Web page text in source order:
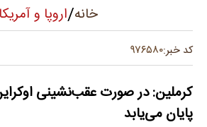
خانه/اروپا و آمریکا
کد خبر:۹۷۶۵۸۰
کرملین: در صورت عقب‌نشینی
پایان می‌یابد